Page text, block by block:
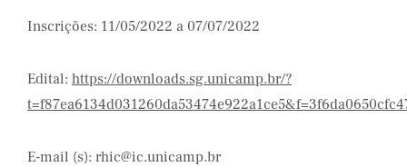
Inscrições: 11/05/2022 a 07/07/2022
Edital: https://downloads.sg.unicamp.br/?
E-mail (s): rhic@ic.unicamp.br